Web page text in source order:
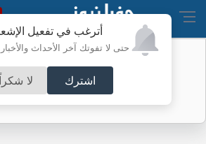
أترغب في تفعيل
حتى لا تفوتك آخر الأحداث والأخبار
اشترك لا شكراً
يوضح